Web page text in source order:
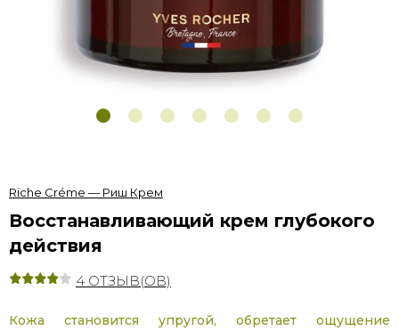
Riche Créme — Риш Крем
Восстанавливающий крем глубокого
действия
4 ОТЗЫВ(ОВ)
Кожа становится упругой, обретает ощущение